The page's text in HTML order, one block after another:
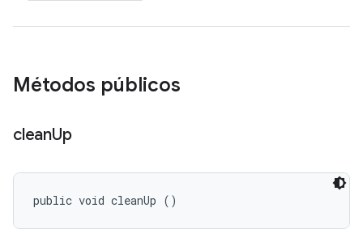
Métodos públicos
cleanUp
public void cleanUp ()